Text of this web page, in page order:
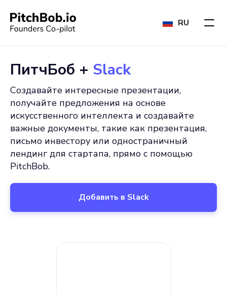
RU
ПитчБоб + Slack
Создавайте интересные презентации,
получайте предложения на основе
искусственного интеллекта и создавайте
важные документы, такие как презентация,
письмо инвестору или одностраничный
лендинг для стартапа, прямо с помощью
PitchBob.
Добавить в Slack